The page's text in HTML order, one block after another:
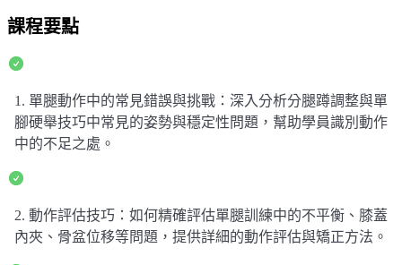
課程要點
1. 單腿動作中的常見錯誤與挑戰：深入分析分腿蹲調整與單
腳硬舉技巧中常見的姿勢與穩定性問題，幫助學員識別動作
中的不足之處。
2. 動作評估技巧：如何精確評估單腿訓練中的不平衡、膝蓋
內夾、骨盆位移等問題，提供詳細的動作評估與矯正方法。